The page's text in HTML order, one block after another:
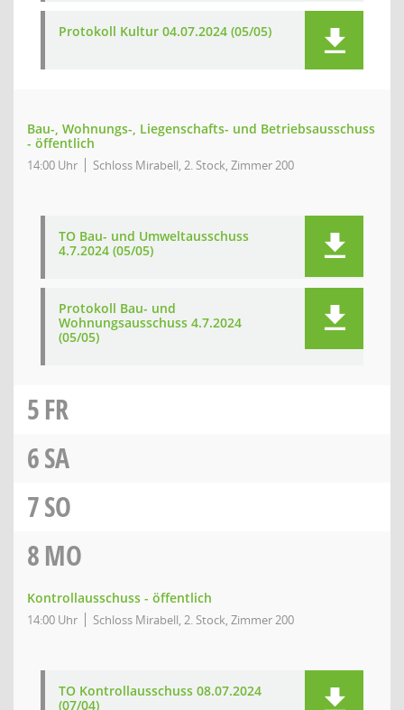
Protokoll Kultur 04.07.2024 (05/05)
Bau-, Wohnungs-, Liegenschafts- und Betriebsausschuss
- öffentlich
14:00 Uhr Schloss Mirabell, 2. Stock, Zimmer 200
TO Bau- und Umweltausschuss
4.7.2024 (05/05)
Protokoll Bau- und
Wohnungsausschuss 4.7.2024
(05/05)
5FR
6SA
7SO
8MO
Kontrollausschuss - öffentlich
14:00 Uhr Schloss Mirabell, 2. Stock, Zimmer 200
TO Kontrollausschuss 08.07.2024
(07/04)